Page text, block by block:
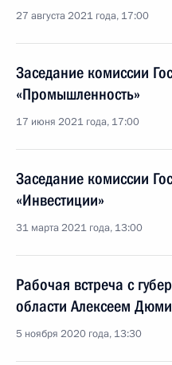
27 августа 2021 года, 17:00
Заседание комиссии
«Промышленность»
17 июня 2021 года, 17:00
Заседание комиссии
«Инвестиции»
31 марта 2021 года, 13:00
Рабочая встреча с
области Алексеем
5 ноября 2020 года, 13:30